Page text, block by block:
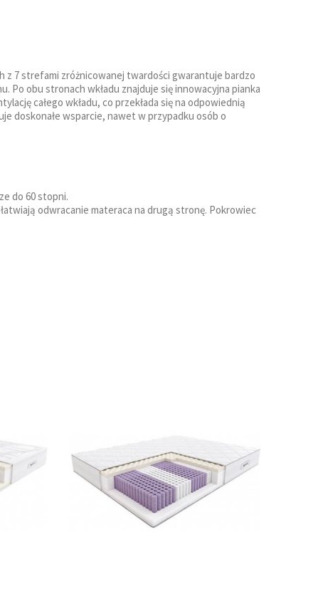
z 7 strefami zróżnicowanej twardości gwarantuje bardzo
Po obu stronach wkładu znajduje się innowacyjna pianka
całego wkładu, co przekłada się na odpowiednią
doskonałe wsparcie, nawet w przypadku osób o
do 60 stopni.
odwracanie materaca na drugą stronę. Pokrowiec